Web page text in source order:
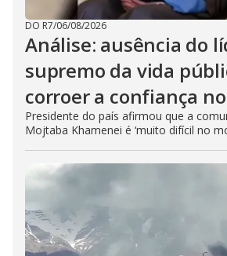
DO R7/06/08/2026
Análise: ausência do
supremo da vida
corroer a confiança
Presidente do país afirmou que a
Mojtaba Khamenei é ‘muito difícil no